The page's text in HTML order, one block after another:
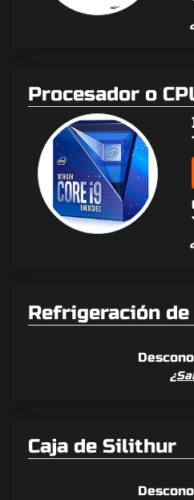
Procesador o
Refrigeración
Caja de Silithur